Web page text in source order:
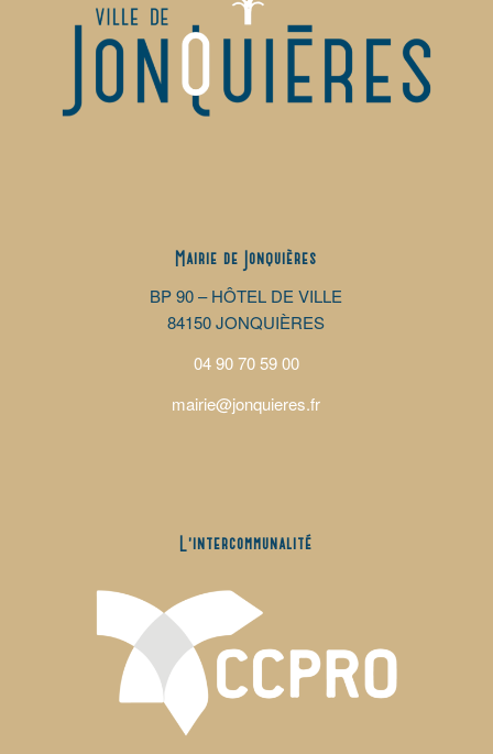
Mairie de Jonquières
BP 90 – HÔTEL DE VILLE
84150 JONQUIÈRES
04 90 70 59 00
mairie@jonquieres.fr
L’intercommunalité